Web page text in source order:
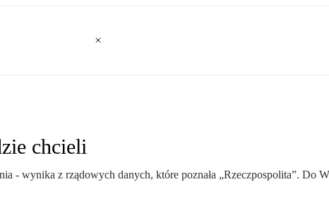
chcieli
- wynika z rządowych danych, które poznała „Rzeczpospolita”. Do